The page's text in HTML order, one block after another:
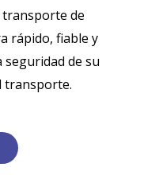
transporte de
rápido, fiable y
de su
transporte.